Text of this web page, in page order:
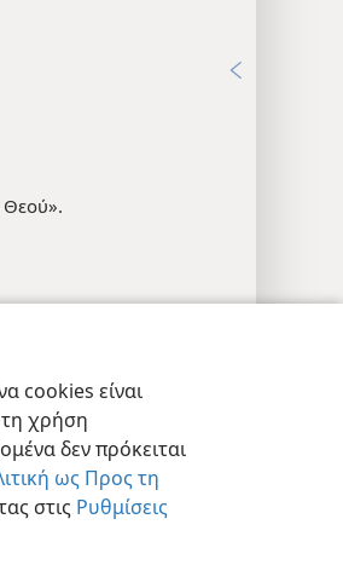
cookies είναι
τη χρήση
δεν πρόκειται
ως Προς τη
στις Ρυθμίσεις
Θεού».
Σύνδεση